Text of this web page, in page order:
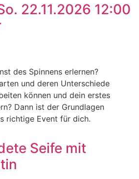
22.11.2026 12:00
des Spinnens erlernen?
und deren Unterschiede
können und dein erstes
Dann ist der Grundlagen
richtige Event für dich.
Seife mit